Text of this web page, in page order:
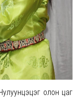
олон цаг